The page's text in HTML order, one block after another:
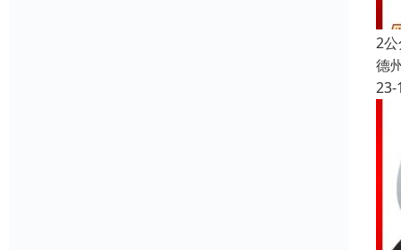
2
德
23-